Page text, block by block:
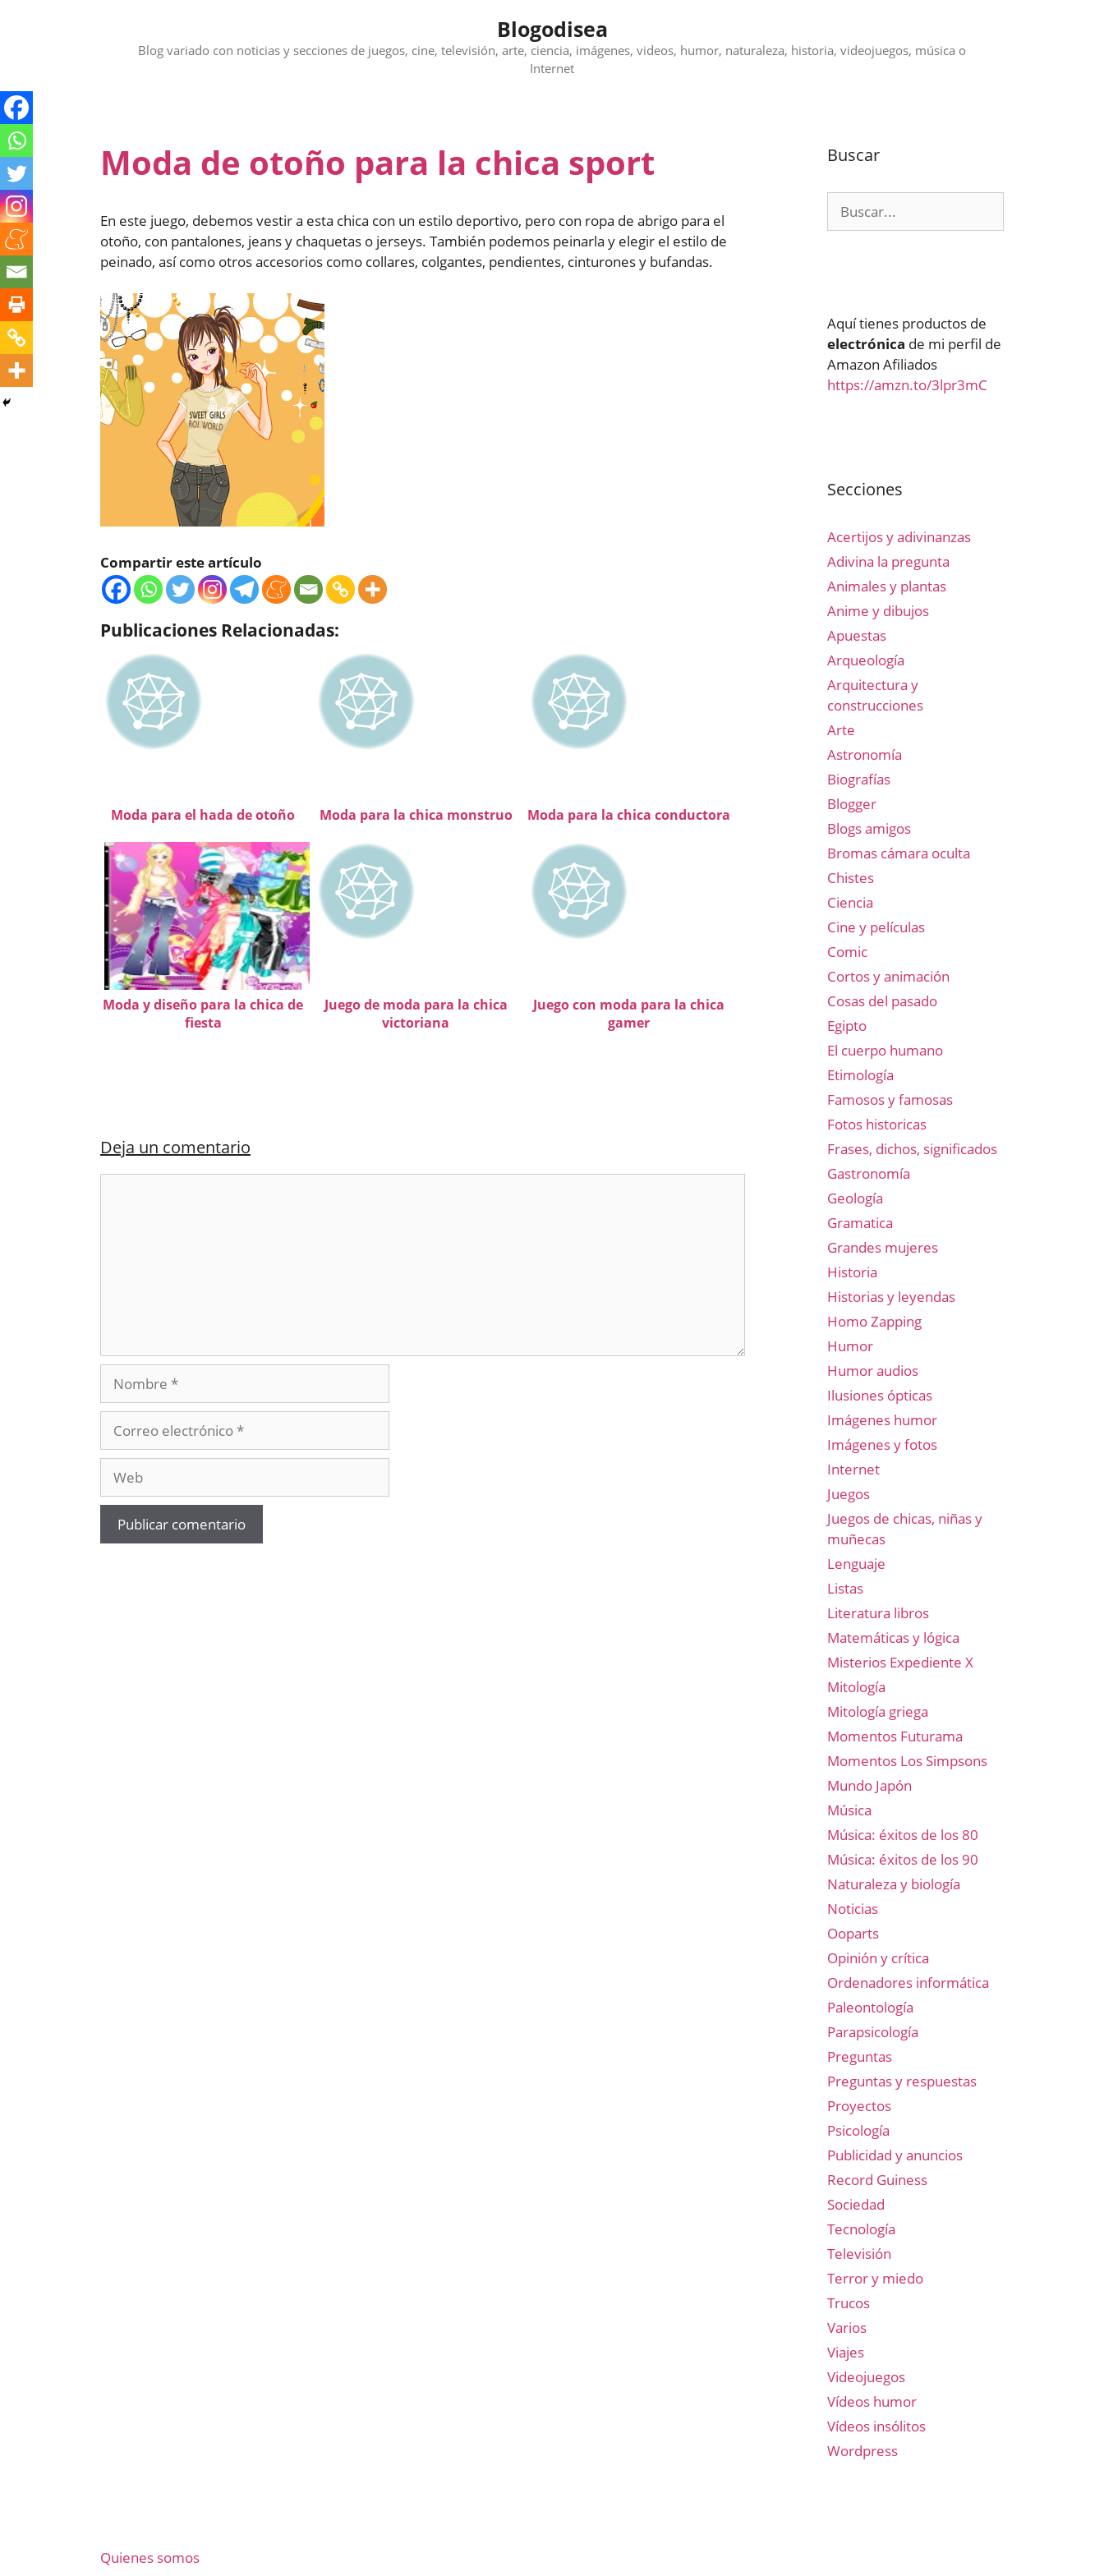
Blogodisea
Blog variado con noticias y secciones de juegos, cine, televisión, arte, ciencia, imágenes, videos, humor, naturaleza, historia, videojuegos, música o
Internet
Moda de otoño para la chica sport
En este juego, debemos vestir a esta chica con un estilo deportivo, pero con ropa de abrigo para el
otoño, con pantalones, jeans y chaquetas o jerseys. También podemos peinarla y elegir el estilo de
peinado, así como otros accesorios como collares, colgantes, pendientes, cinturones y bufandas.
Compartir este artículo
Publicaciones Relacionadas:
Moda para el hada de otoño Moda para la chica monstruo Moda para la chica conductora
Moda y diseño para la chica de
fiesta
Juego de moda para la chica
victoriana
Juego con moda para la chica
gamer
Deja un comentario
Nombre
electrónico
Buscar
Aquí tienes productos de
electrónica de mi perfil de
Amazon Afiliados
https://amzn.to/3lpr3mC
Secciones
Acertijos y adivinanzas
Adivina la pregunta
Animales y plantas
Anime y dibujos
Apuestas
Arqueología
Arquitectura y
construcciones
Arte
Astronomía
Biografías
Blogger
Blogs amigos
Bromas cámara oculta
Chistes
Ciencia
Cine y películas
Comic
Cortos y animación
Cosas del pasado
Egipto
El cuerpo humano
Etimología
Famosos y famosas
Fotos historicas
Frases, dichos, significados
Gastronomía
Geología
Gramatica
Grandes mujeres
Historia
Historias y leyendas
Homo Zapping
Humor
Humor audios
Ilusiones ópticas
Imágenes humor
Imágenes y fotos
Internet
Juegos
Juegos de chicas, niñas y
muñecas
Lenguaje
Listas
Literatura libros
Matemáticas y lógica
Misterios Expediente X
Mitología
Mitología griega
Momentos Futurama
Momentos Los Simpsons
Mundo Japón
Música
Música: éxitos de los 80
Música: éxitos de los 90
Naturaleza y biología
Noticias
Ooparts
Opinión y crítica
Ordenadores informática
Paleontología
Parapsicología
Preguntas
Preguntas y respuestas
Proyectos
Psicología
Publicidad y anuncios
Record Guiness
Sociedad
Tecnología
Televisión
Terror y miedo
Trucos
Varios
Viajes
Videojuegos
Vídeos humor
Vídeos insólitos
Wordpress
Quienes somos